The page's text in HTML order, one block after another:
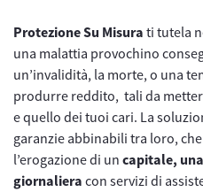
Protezione Su Misura ti tutela
una malattia provochino
un’invalidità, la morte, o una
produrre reddito, tali da
e quello dei tuoi cari. La
garanzie abbinabili tra loro,
l’erogazione di un capitale,
giornaliera con servizi di